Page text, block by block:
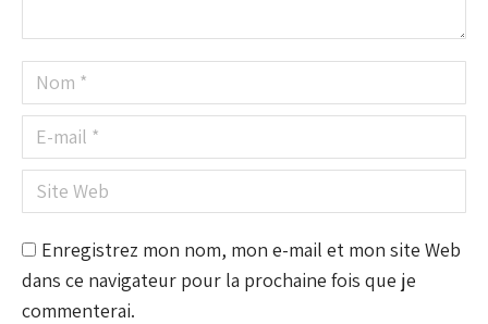
Nom *
E-mail *
Site Web
Enregistrez mon nom, mon e-mail et mon site Web
dans ce navigateur pour la prochaine fois que je
commenterai.